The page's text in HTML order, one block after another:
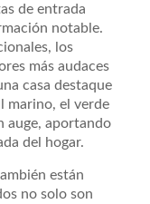
de entrada
notable.
los
más audaces
casa destaque
marino, el verde
auge, aportando
del hogar.
están
no solo son